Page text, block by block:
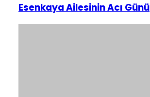
Esenkaya Ailesinin Acı Günü